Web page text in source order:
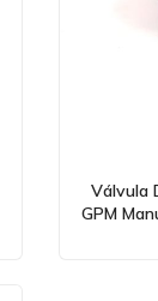
Válvula
GPM